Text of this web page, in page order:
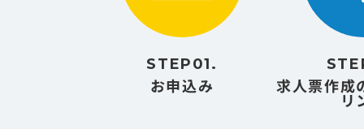
STEP01.
お申込み 求人票作成
リ